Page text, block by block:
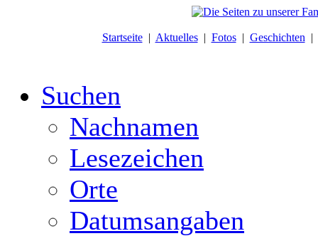
Startseite| Aktuelles| Fotos| Geschichten |
Suchen
Nachnamen
Lesezeichen
Orte
Datumsangaben